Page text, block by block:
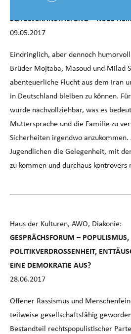
Runder Tisch gegen Rassismus und
SCHULVERANSTALTUNG – NEUE
09.05.2017
Eindringlich, aber dennoch
Brüder Mojtaba, Masoud und Milad
abenteuerliche Flucht aus dem Iran
in Deutschland bleiben zu können.
wurde nachvollziehbar, was es
Muttersprache und die Familie zu
Sicherheiten irgendwo
Jugendlichen die Gelegenheit, mit
zu kommen und durchaus
Haus der Kulturen, AWO, Diakonie:
GESPRÄCHSFORUM – POPULISMUS,
POLITIKVERDROSSENHEIT,
EINE DEMOKRATIE AUS?
28.06.2017
Offener Rassismus und
teilweise gesellschaftsfähig
Bestandteil rechtspopulistischer